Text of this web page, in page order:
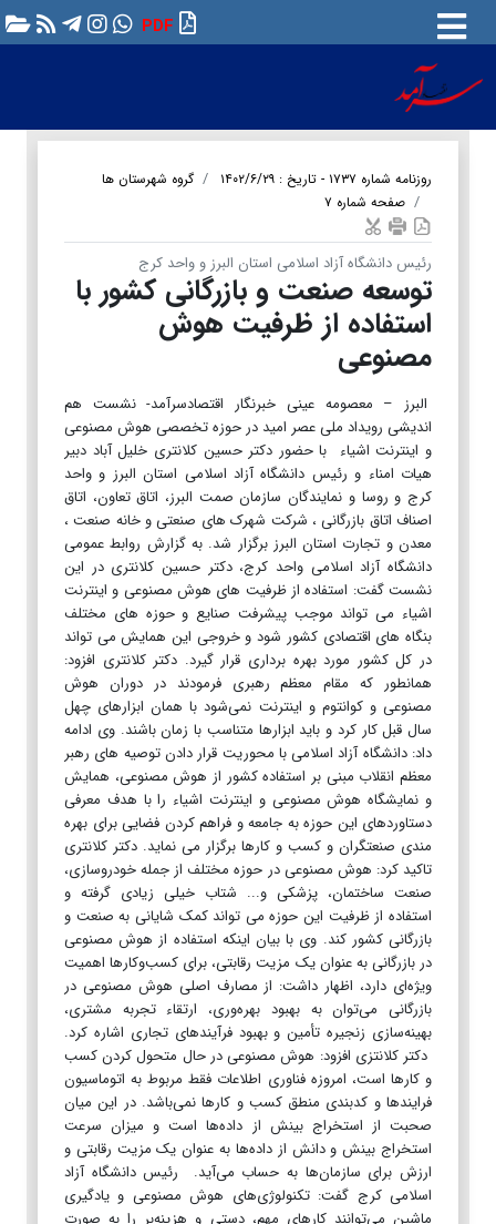
PDF
روزنامه شماره ۱۷۳۷ - تاریخ : ۱۴۰۲/۶/۲۹
گروه شهرستان ها
صفحه شماره ۷
رئیس دانشگاه آزاد اسلامی استان البرز و واحد کرج
توسعه صنعت و بازرگانی کشور با
استفاده از ظرفیت هوش
مصنوعی
البرز – معصومه عینی خبرنگار اقتصادسرآمد- نشست هم
اندیشی رویداد ملی عصر امید در حوزه تخصصی هوش مصنوعی
و اینترنت اشیاء با حضور دکتر حسین کلانتری خلیل آباد دبیر
هیات امناء و رئیس دانشگاه آزاد اسلامی استان البرز و واحد
کرج و روسا و نمایندگان سازمان صمت البرز، اتاق تعاون، اتاق
اصناف اتاق بازرگانی ، شرکت شهرک های صنعتی و خانه صنعت ،
معدن و تجارت استان البرز برگزار شد. به گزارش روابط عمومی
دانشگاه آزاد اسلامی واحد کرج، دکتر حسین کلانتری در این
نشست گفت: استفاده از ظرفیت های هوش مصنوعی و اینترنت
اشیاء می تواند موجب پیشرفت صنایع و حوزه های مختلف
بنگاه های اقتصادی کشور شود و خروجی این همایش می تواند
در کل کشور مورد بهره برداری قرار گیرد. دکتر کلانتری افزود:
همانطور که مقام معظم رهبری فرمودند در دوران هوش
مصنوعی و کوانتوم و اینترنت نمی‌شود با همان ابزارهای چهل
سال قبل کار کرد و باید ابزارها متناسب با زمان باشند. وی ادامه
داد: دانشگاه آزاد اسلامی با محوریت قرار دادن توصیه های رهبر
معظم انقلاب مبنی بر استفاده کشور از هوش مصنوعی، همایش
و نمایشگاه هوش مصنوعی و اینترنت اشیاء را با هدف معرفی
دستاوردهای این حوزه به جامعه و فراهم کردن فضایی برای بهره
مندی صنعتگران و کسب و کارها برگزار می نماید. دکتر کلانتری
تاکید کرد: هوش مصنوعی در حوزه مختلف از جمله خودروسازی،
صنعت ساختمان، پزشکی و... شتاب خیلی زیادی گرفته و
استفاده از ظرفیت این حوزه می تواند کمک شایانی به صنعت و
بازرگانی کشور کند. وی با بیان اینکه استفاده از هوش مصنوعی
در بازرگانی به عنوان یک مزیت رقابتی، برای کسب‌وکارها اهمیت
ویژه‌ای دارد، اظهار داشت: از مصارف اصلی هوش مصنوعی در
بازرگانی می‌توان به بهبود بهره‌وری، ارتقاء تجربه مشتری،
بهینه‌سازی زنجیره تأمین و بهبود فرآیندهای تجاری اشاره کرد.
دکتر کلانتزی افزود: هوش مصنوعی در حال متحول کردن کسب
و کارها است، امروزه فناوری اطلاعات فقط مربوط به اتوماسیون
فرایندها و کدبندی منطق کسب و کارها نمی‌باشد. در این میان
صحبت از استخراج بینش از داده‌ها است و میزان سرعت
استخراج بینش و دانش از داده‌ها به عنوان یک مزیت رقابتی و
ارزش برای سازمان‌ها به حساب می‌آید. رئیس دانشگاه آزاد
اسلامی کرج گفت: تکنولوژی‌های هوش مصنوعی و یادگیری
ماشین می‌توانند کارهای مهم، دستی و هزینه‌بر را به صورت